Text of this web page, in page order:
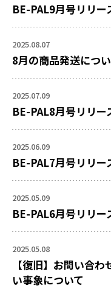
BE-PAL9月号リリー
2025.08.07
8月の商品発送につ
2025.07.09
BE-PAL8月号リリー
2025.06.09
BE-PAL7月号リリー
2025.05.09
BE-PAL6月号リリー
2025.05.08
【復旧】お問い合
い事象について